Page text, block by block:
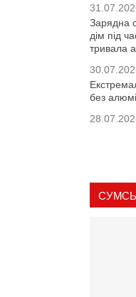
Зарядна
дім під
тривала
без